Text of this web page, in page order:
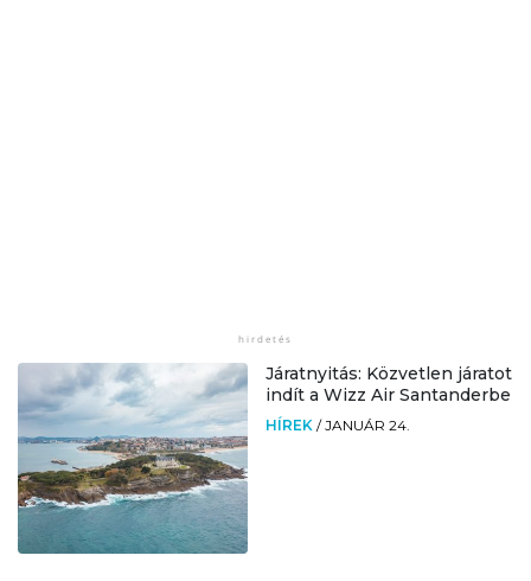
Járatnyitás: Közvetlen járatot
indít a Wizz Air Santanderbe
HÍREK /JANUÁR 24.